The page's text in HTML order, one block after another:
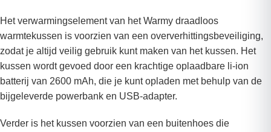
Het verwarmingselement van het Warmy draadloos
warmtekussen is voorzien van een oververhittingsbeveiliging,
zodat je altijd veilig gebruik kunt maken van het kussen. Het
kussen wordt gevoed door een krachtige oplaadbare li-ion
batterij van 2600 mAh, die je kunt opladen met behulp van de
bijgeleverde powerbank en USB-adapter.
Verder is het kussen voorzien van een buitenhoes die